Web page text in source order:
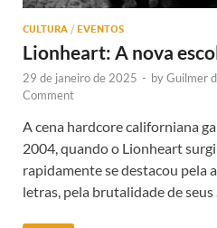
CULTURA / EVENTOS
Lionheart: A nova
29 de janeiro de 2025 - byGuilmer
Comment
A cena hardcore californiana
2004, quando o Lionheart
rapidamente se destacou pela
letras, pela brutalidade de seus